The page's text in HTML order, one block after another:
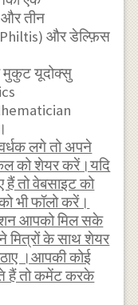
तीन
और डेल्फ़िस
मुकुट यूदोक्सु
लगे तो अपने
को शेयर करें।यदि
तो वेबसाइट को
भी फॉलो करें।
आपको मिल सके
मित्रों के साथ शेयर
।आपकी कोई
हैं तो कमेंट करके